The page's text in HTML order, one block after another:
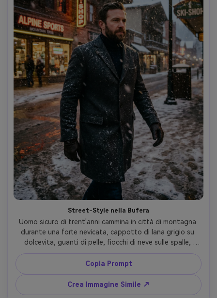
Street-Style nella Bufera
Uomo sicuro di trent'anni cammina in città di montagna
durante una forte nevicata, cappotto di lana grigio su
dolcevita, guanti di pelle, fiocchi di neve sulle spalle,
scritte al neon degli shop da sci riflettenti sulla neve
bagnata, luce laterale drammatica, scatto Sony A1, 35mm
f/1.4, frame street-style a figura intera, focus nitido sul
soggetto con movimento nella neve, atmosfera
cinematografica invernale grintosa, dettaglio realistico --
Copia Prompt
Crea Immagine Simile ↗